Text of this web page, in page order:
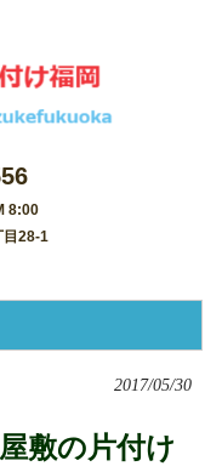
8:00
目28-1
2017/05/30
敷の片付け